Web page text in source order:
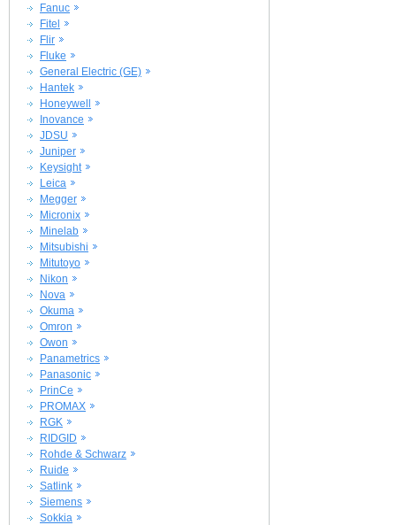
Fanuc
Fitel
Flir
Fluke
General Electric (GE)
Hantek
Honeywell
Inovance
JDSU
Juniper
Keysight
Leica
Megger
Micronix
Minelab
Mitsubishi
Mitutoyo
Nikon
Nova
Okuma
Omron
Owon
Panametrics
Panasonic
PrinCe
PROMAX
RGK
RIDGID
Rohde & Schwarz
Ruide
Satlink
Siemens
Sokkia